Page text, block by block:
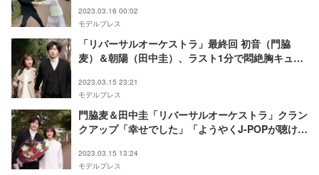
2023.03.16 00:02
モデルプレス
「リバーサルオーケストラ」最終回 初音（門脇
麦）＆朝陽（田中圭）、ラスト1分で悶絶胸キュン
2023.03.15 23:21
モデルプレス
門脇麦＆田中圭「リバーサルオーケストラ」クラン
クアップ「幸せでした」「ようやくJ-POPが聴け
2023.03.15 13:24
モデルプレス